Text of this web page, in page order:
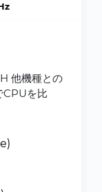
他機種との
CPUを比